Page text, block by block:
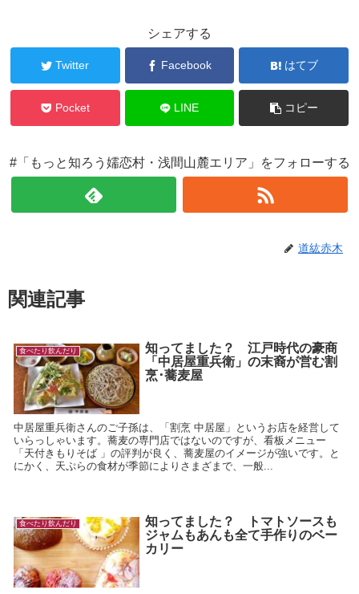
シェアする
Twitter Facebook はてブ
Pocket LINE コピー
#「もっと知ろう嬬恋村・浅間山麓エリア」をフォローする
道紘赤木
関連記事
食べたり飲んだり
知ってました？ 江戸時代の豪商
「中居屋重兵衛」の末裔が営む割
烹･蕎麦屋
中居屋重兵衛さんのご子孫は、「割烹 中居屋」というお店を経営して
いらっしゃいます。蕎麦の専門店ではないのですが、看板メニュー
「天付きもりそば 」の評判が良く、蕎麦屋のイメージが強いです。と
にかく、天ぷらの食材が季節によりさまざまで、一般...
食べたり飲んだり
知ってました？ トマトソースも
ジャムもあんも全て手作りのベー
カリー